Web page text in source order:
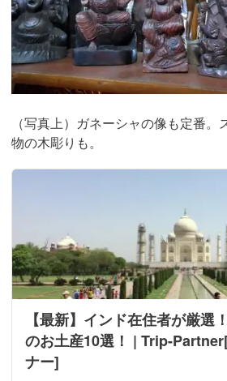
（写真上）ガネーシャの像も定番
物の木彫りも。
【最新】インド在住者が厳選
のお土産10選！ | Trip-
ナー]